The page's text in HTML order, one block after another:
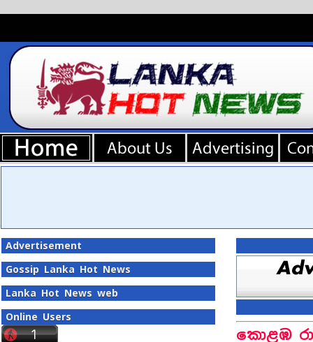
Advertisement
Gossip Lanka Hot News
Lanka Hot News web
Online Users
කොළඹ